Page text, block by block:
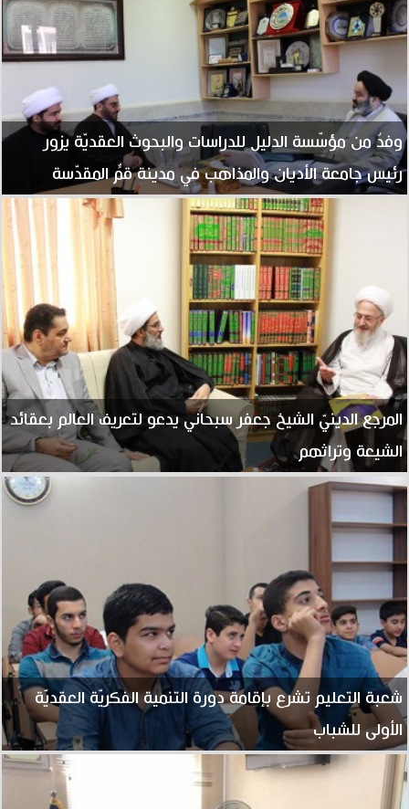
وفدٌ من مؤسّسة الدليل للدراسات والبحوث العقديّة يزور
رئيس جامعة الأديان والمذاهب في مدينة قمٍّ المقدّسة
المرجع الدينيّ الشيخ جعفر سبحاني يدعو لتعريف العالم بعقائد
الشيعة وتراثهم
شعبة التعليم تشرع بإقامة دورة التنمية الفكريّة العقديّة
الأولى للشباب